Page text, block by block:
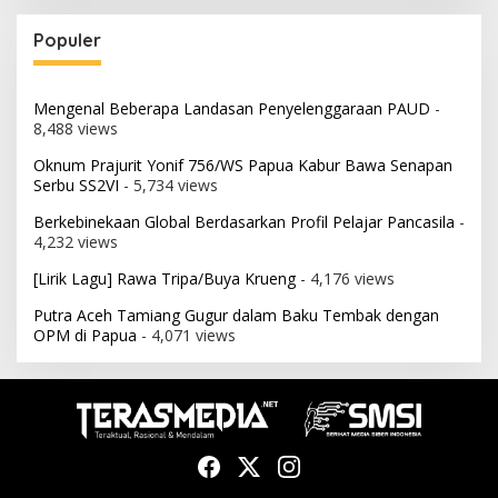
Populer
Mengenal Beberapa Landasan Penyelenggaraan PAUD -
8,488 views
Oknum Prajurit Yonif 756/WS Papua Kabur Bawa Senapan
Serbu SS2VI - 5,734 views
Berkebinekaan Global Berdasarkan Profil Pelajar Pancasila -
4,232 views
[Lirik Lagu] Rawa Tripa/Buya Krueng- 4,176 views
Putra Aceh Tamiang Gugur dalam Baku Tembak dengan
OPM di Papua - 4,071 views